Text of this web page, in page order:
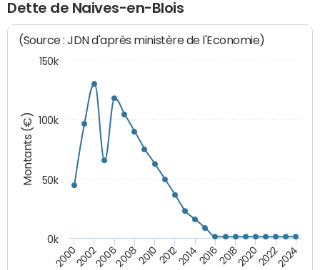
Dette de Naives-en-Blois
Montants (€)
(Source : JDN d'après ministère de l'Economie)
200020022006200820102012201420162018202020222024
0k
50k
100k
150k